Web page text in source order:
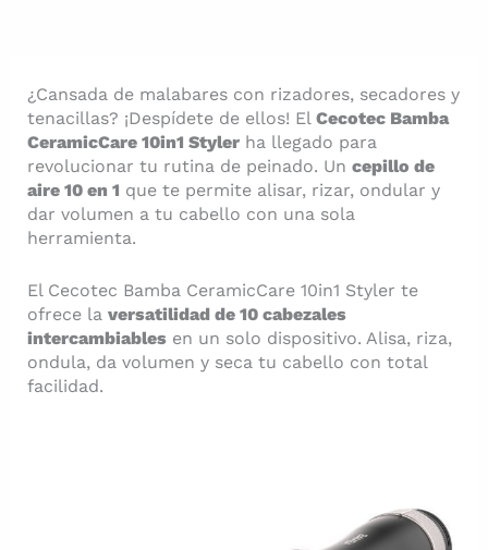
¿Cansada de malabares con rizadores, secadores y
tenacillas? ¡Despídete de ellos! El Cecotec Bamba
CeramicCare 10in1 Stylerha llegado para
revolucionar tu rutina de peinado. Un cepillo de
aire 10 en 1 que te permite alisar, rizar, ondular y
dar volumen a tu cabello con una sola
herramienta.
El Cecotec Bamba CeramicCare 10in1 Styler te
ofrece la versatilidad de 10 cabezales
intercambiablesen un solo dispositivo. Alisa, riza,
ondula, da volumen y seca tu cabello con total
facilidad.